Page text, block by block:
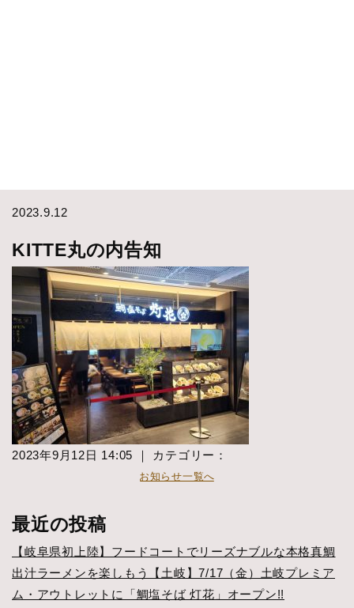
2023.9.12
KITTE丸の内告知
2023年9月12日 14:05 ｜ カテゴリー：
お知らせ一覧へ
最近の投稿
【岐阜県初上陸】フードコートでリーズナブルな本格真鯛
出汁ラーメンを楽しもう【土岐】7/17（金）土岐プレミア
ム・アウトレットに「鯛塩そば 灯花」オープン!!